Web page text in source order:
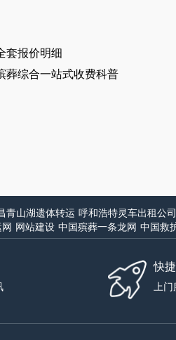
套报价明细
葬综合一站式收费科普
青山湖遗体转运 呼和浩特灵车出租公司
网站建设 中国殡葬一条龙网 中国救
快捷
上